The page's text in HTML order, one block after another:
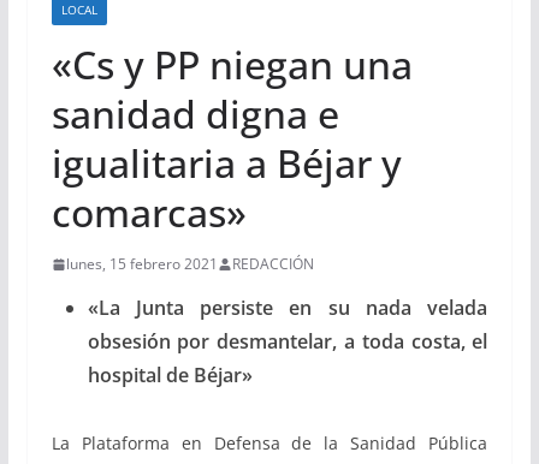
LOCAL
«Cs y PP niegan una
sanidad digna e
igualitaria a Béjar y
comarcas»
lunes, 15 febrero 2021 REDACCIÓN
«La Junta persiste en su nada velada
obsesión por desmantelar, a toda costa, el
hospital de Béjar»
La Plataforma en Defensa de la Sanidad Pública